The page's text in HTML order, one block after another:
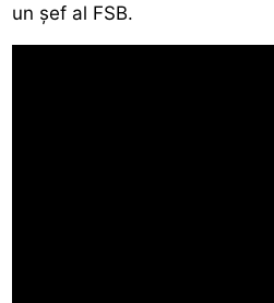
un şef al FSB.